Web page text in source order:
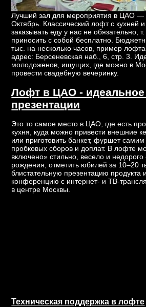
Лучший зал для мероприятия в ЦАО —
Октябрь. Классический лофт с кухней
заказывать еду у нас не обязательно,
приносить с собой бесплатно.
тыс. на несколько часов, пример
адрес: Берсеневская наб., 6, стр. 3.
молодоженов, ищущих, где можно в
провести свадебную вечеринку.
Лофт в ЦАО - идеальное
презентации
Это то самое место в ЦАО, где есть
кухня, куда можно привести внешние
или приготовить банкет, фуршет
пробковых сборов и доплат. В лофте
включено» стильно, весело и недорого
рождения, отметить юбилей за 10–20
блистательную презентацию продукта
конференцию с интернет- и ТВ-
в центре Москвы.
Техническая поддержка в лофте